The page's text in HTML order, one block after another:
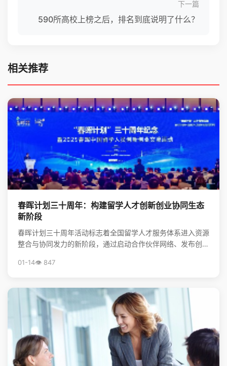
下一篇
590所高校上榜之后，排名到底说明了什么？
相关推荐
春晖计划三十周年：构建留学人才创新创业协同生态
新阶段
春晖计划三十周年活动标志着全国留学人才服务体系进入资源
整合与协同发力的新阶段，通过启动合作伙伴网络、发布创新
01-14👁️ 847